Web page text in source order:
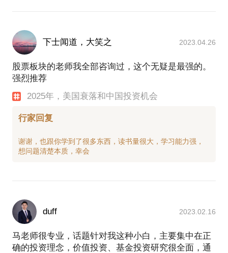
下士闻道，大笑之 2023.04.26
股票板块的老师我全部咨询过，这个无疑是最强的。
强烈推荐
2025年，美国衰落和中国投资机会
行家回复
谢谢，也跟你学到了很多东西，读书量很大，学习能力强，
duff 2023.02.16
马老师很专业，话题针对我这种小白，主要集中在正
确的投资理念，价值投资、基金投资研究很全面，通